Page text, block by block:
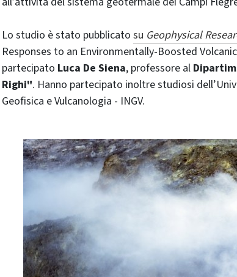
Lo studio è stato pubblicato su Geophysical
Responses to an Environmentally-Boosted Volcanic
partecipato Luca De Siena, professore al
Righi". Hanno partecipato inoltre studiosi
Geofisica e Vulcanologia - INGV.